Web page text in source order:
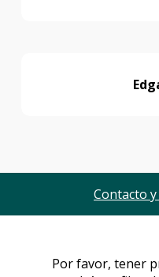
Contacto